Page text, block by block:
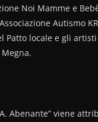
Noi Mamme e
Autismo
Patto locale e gli artisti
Abenante” viene